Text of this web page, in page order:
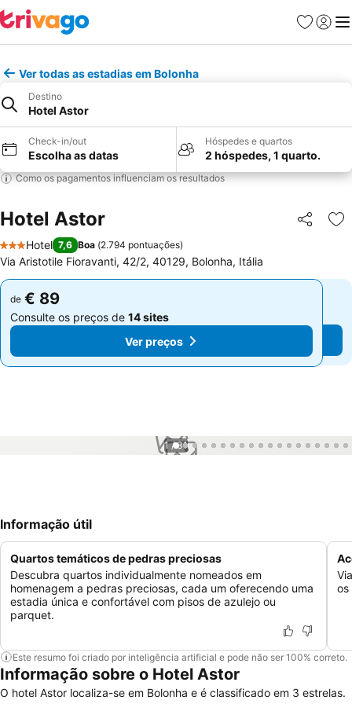
Favoritos
Iniciar
Ver todas as estadias em Bolonha
Destino
Hotel Astor
Check-in/out
Escolha as datas
Hóspedes e quartos
2 hóspedes, 1 quarto.
Como os pagamentos influenciam os resultados
Hotel Astor Partilhar
3 Estrelas
Hotel 7,6 Boa (2.794 pontuações)
Via Aristotile Fioravanti, 42/2, 40129, Bolonha, Itália
de € 89
Consulte os preços de 14 sites
Ver preços
de € 89
Consulte os preços de 14 sites
Ver preços
1 / 31
Informação útil
Quartos temáticos de pedras preciosas
Descubra quartos individualmente nomeados em
homenagem a pedras preciosas, cada um oferecendo uma
estadia única e confortável com pisos de azulejo ou
parquet.
os
Este resumo foi criado por inteligência artificial e pode não ser 100% correto.
Informação sobre o Hotel Astor
O hotel Astor localiza-se em Bolonha e é classificado em 3 estrelas.